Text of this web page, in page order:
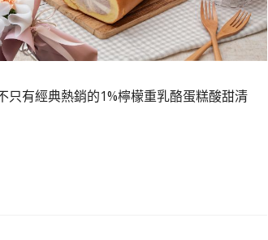
有經典熱銷的1%檸檬重乳酪蛋糕酸甜清